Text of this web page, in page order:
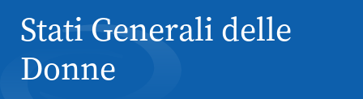
Stati Generali delle
Donne